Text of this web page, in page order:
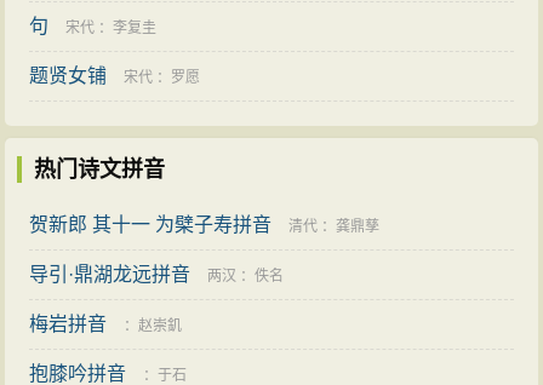
句 宋代 ：李复圭
题贤女铺 宋代 ： 罗愿
热门诗文拼音
贺新郎 其十一 为檗子寿拼音 清代 ： 龚鼎孳
导引·鼎湖龙远拼音 两汉 ：佚名
梅岩拼音 ：赵崇釠
抱膝吟拼音 ：于石